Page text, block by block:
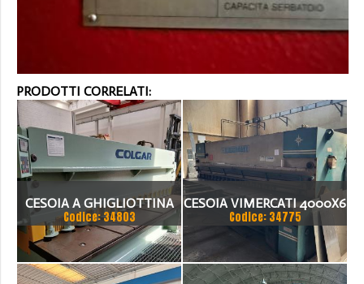
PRODOTTI CORRELATI:
CESOIA A GHIGLIOTTINA
COLGAR IDRAULICA CM
3006
Codice: 34803
CESOIA VIMERCATI 4000X6
Codice: 34775